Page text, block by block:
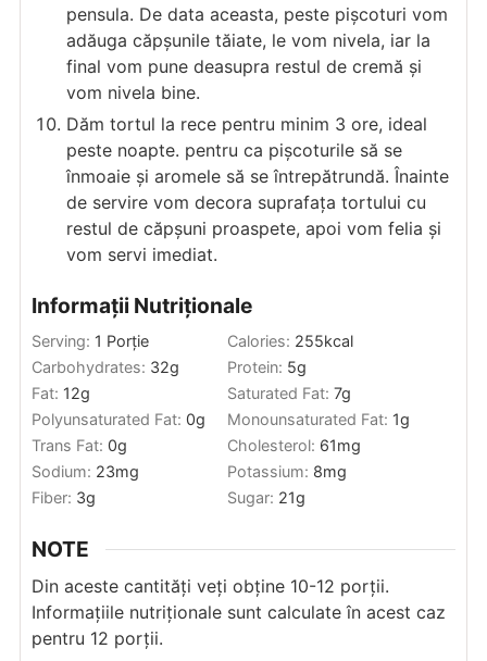
pensula. De data aceasta, peste pișcoturi vom
adăuga căpșunile tăiate, le vom nivela, iar la
final vom pune deasupra restul de cremă și
vom nivela bine.
Dăm tortul la rece pentru minim 3 ore, ideal
peste noapte. pentru ca pișcoturile să se
înmoaie și aromele să se întrepătrundă. Înainte
de servire vom decora suprafața tortului cu
restul de căpșuni proaspete, apoi vom felia și
vom servi imediat.
Informații Nutriționale
Serving: 1 Porție Calories: 255kcal
Carbohydrates: 32g Protein: 5g
Fat: 12g Saturated Fat: 7g
Polyunsaturated Fat: 0g Monounsaturated Fat: 1g
Trans Fat: 0g Cholesterol: 61mg
Sodium: 23mg Potassium: 8mg
Fiber: 3g Sugar: 21g
NOTE
Din aceste cantități veți obține 10-12 porții.
Informațiile nutriționale sunt calculate în acest caz
pentru 12 porții.